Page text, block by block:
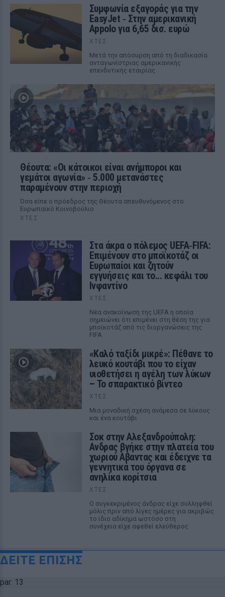
Συμφωνία εξαγοράς για την
EasyJet ‑ Στην αμερικανική
Appolo για 6,65 δισ. ευρώ
ΧΤΕΣ
Μετά την απόσυρση από τη διαδικασία
ανταγωνίστριας αμερικανικής
επενδυτικής εταιρίας
Θέουτα: «Οι κάτοικοι είναι ανήμποροι και
γεμάτοι αγωνία» ‑ 5.000 μετανάστες
παραμένουν στην περιοχή
Όσα είπε ο πρόεδρος της Θέουτα απευθυνόμενος στο
Ευρωπαϊκό Κοινοβούλιο
ΧΤΕΣ
Στα άκρα ο πόλεμος UEFA‑FIFA:
Επιμένουν στο μποϊκοτάζ οι
Ευρωπαίοι και ζητούν
εγγυήσεις και το... κεφάλι του
Ινφαντίνο
ΧΤΕΣ
Νέα ανακοίνωση της UEFA η οποία
σημειώνει ότι επιμένει στη θέση της για
μποϊκοτάζ από τις διοργανώσεις της
FIFA
«Καλό ταξίδι μικρέ»: Πέθανε το
λευκό κουτάβι που το είχαν
υιοθετήσει η αγέλη των λύκων
– Το σπαρακτικό βίντεο
ΧΤΕΣ
Μια μοναδική σχέση ανάμεσα σε λύκους
και ένα κουτάβι
Σοκ στην Αλεξανδρούπολη:
Ανδρας βγήκε στην πλατεία του
χωριού Αβαντας και έδειχνε τα
γεννητικά του όργανα σε
ανηλίκα κορίτσια
ΧΤΕΣ
Ο συγκεκριμένος άνδρας είχε συλληφθεί
μόλις πριν από λίγες ημέρες για ακριβώς
το ίδιο αδίκημα ωστόσο στη
συνέχεια είχε αφεθεί ελεύθερος
ΔΕΙΤΕ ΕΠΙΣΗΣ
par: 13